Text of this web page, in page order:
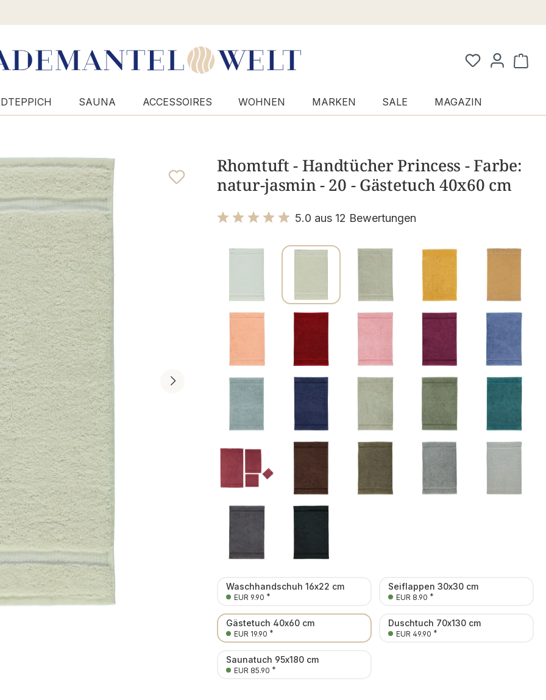
SAUNA ACCESSOIRES WOHNEN MARKEN SALE MAGAZIN
Rhomtuft - Handtücher Princess - Farbe:
natur-jasmin - 20 - Gästetuch 40x60 cm
5.0 aus 12 Bewertungen
Waschhandschuh 16x22 cm
EUR 9.90 *
Seiflappen 30x30 cm
EUR 8.90 *
Gästetuch 40x60 cm
EUR 19.90 *
Duschtuch 70x130 cm
EUR 49.90 *
Saunatuch 95x180 cm
EUR 85.90 *